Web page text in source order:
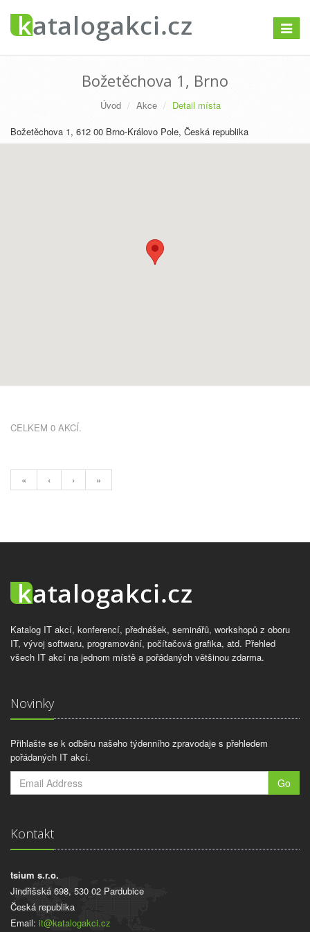
Božetěchova 1, Brno
Úvod Akce
Detail místa
Božetěchova 1, 612 00 Brno-Královo Pole, Česká republika
CELKEM 0 AKCÍ.
« ‹ › »
Katalog IT akcí, konferencí, přednášek, seminářů, workshopů z oboru
IT, vývoj softwaru, programování, počítačová grafika, atd. Přehled
všech IT akcí na jednom místě a pořádaných většinou zdarma.
Novinky
Přihlašte se k odběru našeho týdenního zpravodaje s přehledem
pořádaných IT akcí.
Go
Kontakt
tsium s.r.o.
Jindřišská 698, 530 02 Pardubice
Česká republika
Email: it@katalogakci.cz